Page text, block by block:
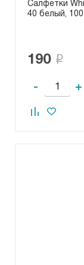
Салфетки
40 белый,
190
- +